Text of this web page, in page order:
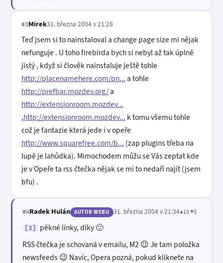
#3Mirek31. března 2004 v 21:28
Teď jsem si to nainstaloval a change page size mi nějak
nefunguje . U toho firebirda bych si nebyl až tak úplně
jistý , když si člověk nainstaluje ještě tohle
http://placenamehere.com/pn...a tohle
http://prefbar.mozdev.org/a
http://extensionroom.mozdev...
,http://extensionroom.mozdev... k tomu všemu tohle
což je fantazie která jede i v opeře
http://www.squarefree.com/b... (zap plugins třeba na
lupě je lahůdka). Mimochodem můžu se Vás zeptat kde
je v Opeře ta rss čtečka nějak se mi to nedaří najít (jsem
bfu) .
#4Radek Hulán AUTOR WEBU 31. března 2004 v 21:34▲10 ▼0
[3]
pěkné linky, díky 🙂
RSS čtečka je schovaná v emailu, M2 😉 Je tam položka
newsfeeds 😉 Navíc, Opera pozná, pokud kliknete na